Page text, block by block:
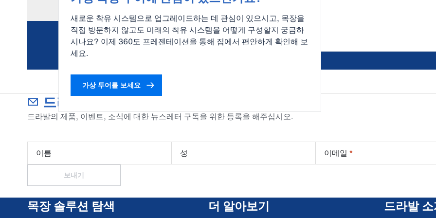
VMS™ 탐색
새로운 착유 시스템으로 업그레이드하는 데 관심이 있으시고, 목장을
직접 방문하지 않고도 미래의 착유 시스템을 어떻게 구성할지 궁금하
시나요? 이제 360도 프레젠테이션을 통해 집에서 편안하게 확인해 보
세요.
가상 투어를 보세요
드라발의 뉴스레터를 구독하세요.
드라발의 제품, 이벤트, 소식에 대한 뉴스레터 구독을 위한 등록을 해주십시오.
이름 성 이메일 *
보내기
목장 솔루션 탐색 더 알아보기 드라발